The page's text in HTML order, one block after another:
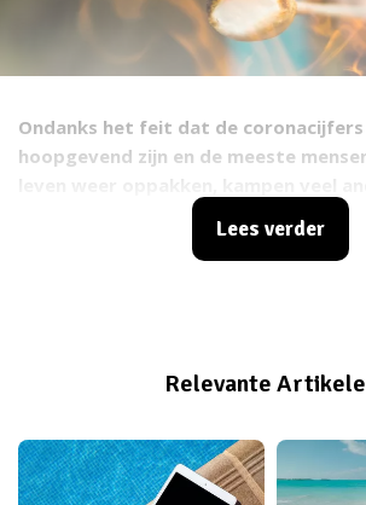
Ondanks het feit dat de coronacijfers
hoopgevend zijn en de meeste
altijd dagelijks met veel nieuwe
sterftecijfers. Voor veel van ons is
Lees verder
Relevante